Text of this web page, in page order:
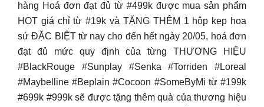
hàng Hoá đơn đạt đủ từ #499k được mua sản phẩm
HOT giá chỉ từ #19k và TẶNG THÊM 1 hộp kẹp hoa
sứ ĐẶC BIỆT từ nay cho đến hết ngày 20/05, hoá đơn
đạt đủ mức quy định của từng THƯƠNG HIỆU
#BlackRouge #Sunplay #Senka #Torriden #Loreal
#Maybelline #Beplain #Cocoon #SomeByMi từ #199k
#699k #999k sẽ được tặng thêm quà của thương hiệu